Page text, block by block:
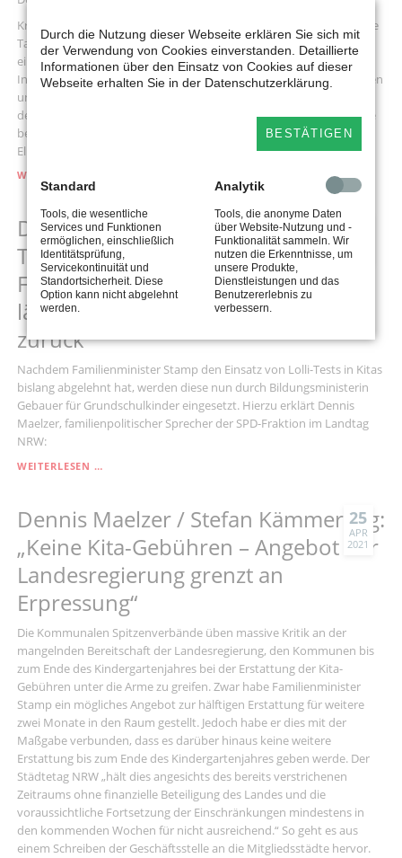
Kreis Lippe. Seit Jahresbeginn sind die Kindertageseinrichtungen, die
Tagespflege und die offenen Ganztagsschulen (OGS) nur
eingeschränkt geöffnet – teilweise sogar ganz geschlossen. Mit
Inkrafttreten der Notbremse sind die Einrichtungen in vielen Städten
und Gemeinden wieder auf Notbetreuung umgestiegen. Und
dennoch sollen viele Eltern mancherorts weiter Betreuungsbeiträge
bezahlen. „Ein Unding“, erklären die SPD-Landtagsabgeordneten
Ellen Stock, Jürgen Berghahn und Dennis Maelzer.
WEITERLESEN …
MÜSSEN
VOLLSTÄNDIG
ERSTATTET
WERDEN“
28
APR
2021
Dennis Maelzer: „Einsatz von Lolli-
Tests: Das Schauspiel zwischen
Familien- und Bildungsministerium
lässt einen nur noch kopfschüttelnd
zurück“
Nachdem Familienminister Stamp den Einsatz von Lolli-Tests in Kitas
bislang abgelehnt hat, werden diese nun durch Bildungsministerin
Gebauer für Grundschulkinder eingesetzt. Hierzu erklärt Dennis
Maelzer, familienpolitischer Sprecher der SPD-Fraktion im Landtag
NRW:
WEITERLESEN …DENNIS
VON
LOLLI-
TESTS:
SCHAUSPIEL
ZWISCHEN
FAMILIEN-
UND
BILDUNGSMINISTERIUM
LÄSST
EINEN
NUR
NOCH
KOPFSCHÜTTELND
ZURÜCK“
25
APR
2021
Dennis Maelzer / Stefan Kämmerling:
„Keine Kita-Gebühren – Angebot der
Landesregierung grenzt an
Erpressung“
Die Kommunalen Spitzenverbände üben massive Kritik an der
mangelnden Bereitschaft der Landesregierung, den Kommunen bis
zum Ende des Kindergartenjahres bei der Erstattung der Kita-
Gebühren unter die Arme zu greifen. Zwar habe Familienminister
Stamp ein mögliches Angebot zur hälftigen Erstattung für weitere
zwei Monate in den Raum gestellt. Jedoch habe er dies mit der
Maßgabe verbunden, dass es darüber hinaus keine weitere
Erstattung bis zum Ende des Kindergartenjahres geben werde. Der
Städtetag NRW „hält dies angesichts des bereits verstrichenen
Zeitraums ohne finanzielle Beteiligung des Landes und die
voraussichtliche Fortsetzung der Einschränkungen mindestens in
den kommenden Wochen für nicht ausreichend.“ So geht es aus
einem Schreiben der Geschäftsstelle an die Mitgliedsstädte hervor.
Durch die Nutzung dieser Webseite erklären Sie sich mit
der Verwendung von Cookies einverstanden. Detaillierte
Informationen über den Einsatz von Cookies auf dieser
Webseite erhalten Sie in der Datenschutzerklärung.
BESTÄTIGEN
Standard
Tools, die wesentliche
Services und Funktionen
ermöglichen, einschließlich
Identitätsprüfung,
Servicekontinuität und
Standortsicherheit. Diese
Option kann nicht abgelehnt
werden.
Analytik
Tools, die anonyme Daten
über Website-Nutzung und -
Funktionalität sammeln. Wir
nutzen die Erkenntnisse, um
unsere Produkte,
Dienstleistungen und das
Benutzererlebnis zu
verbessern.